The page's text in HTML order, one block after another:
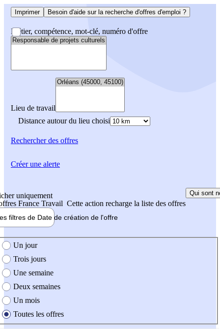
Imprimer Besoin d'aide sur la recherche d'offres d'emploi ?
Métier, compétence, mot-clé, numéro d'offre
Lieu de travail
Distance autour du lieu choisi
Rechercherdes offres
uniquement
France Travail Cette action recharge la liste des offres
Qui sont
filtres de Date de création de l'offre
création de l'offre
Un jour
Trois jours
Une semaine
Deux semaines
Un mois
Toutes les offres
Créer une alerte